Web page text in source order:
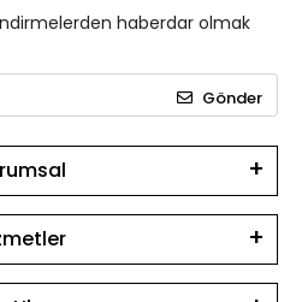
haberdar olmak
Gönder